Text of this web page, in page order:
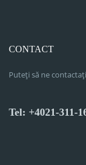
CONTACT
Puteți să ne
Tel: +4021-311-